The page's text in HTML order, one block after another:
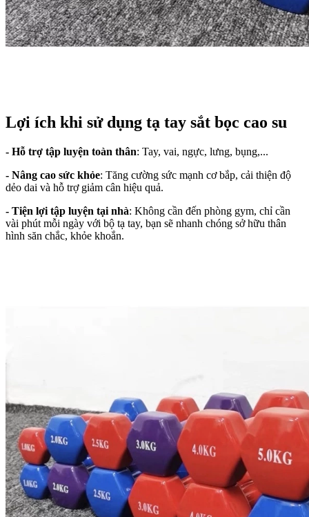
Lợi ích khi sử dụng tạ tay sắt bọc cao su
- Hỗ trợ tập luyện toàn thân: Tay, vai, ngực, lưng, bụng,...
- Nâng cao sức khỏe: Tăng cường sức mạnh cơ bắp, cải thiện độ
dẻo dai và hỗ trợ giảm cân hiệu quả.
- Tiện lợi tập luyện tại nhà: Không cần đến phòng gym, chỉ cần
vài phút mỗi ngày với bộ tạ tay, bạn sẽ nhanh chóng sở hữu thân
hình săn chắc, khỏe khoắn.